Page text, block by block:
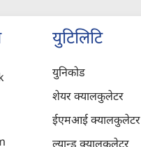
युटिलिटि
युनिकोड
शेयर क्यालकुलेटर
ईएमआई क्यालकुलेटर